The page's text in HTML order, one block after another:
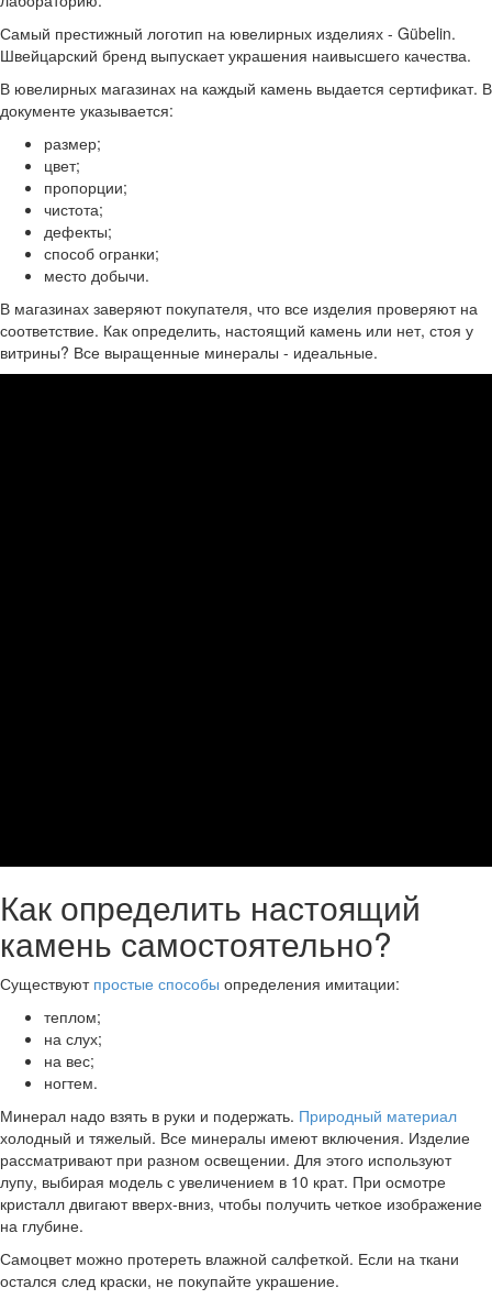
Самый престижный логотип на ювелирных изделиях - Gübelin.
Швейцарский бренд выпускает украшения наивысшего качества.
В ювелирных магазинах на каждый камень выдается сертификат. В
документе указывается:
размер;
цвет;
пропорции;
чистота;
дефекты;
способ огранки;
место добычи.
В магазинах заверяют покупателя, что все изделия проверяют на
соответствие. Как определить, настоящий камень или нет, стоя у
витрины? Все выращенные минералы - идеальные.
Как определить настоящий
камень самостоятельно?
Существуют простые способы определения имитации:
теплом;
на слух;
на вес;
ногтем.
Минерал надо взять в руки и подержать. Природный материал
холодный и тяжелый. Все минералы имеют включения. Изделие
рассматривают при разном освещении. Для этого используют
лупу, выбирая модель с увеличением в 10 крат. При осмотре
кристалл двигают вверх-вниз, чтобы получить четкое изображение
на глубине.
Самоцвет можно протереть влажной салфеткой. Если на ткани
остался след краски, не покупайте украшение.